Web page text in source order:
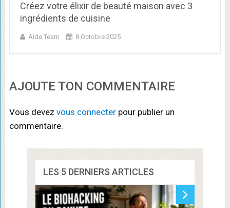
Créez votre élixir de beauté maison avec 3
ingrédients de cuisine
Aide Team 8 Octobre 2025
AJOUTE TON COMMENTAIRE
Vous devez vous connecterpour publier un
commentaire.
LES 5 DERNIERS ARTICLES